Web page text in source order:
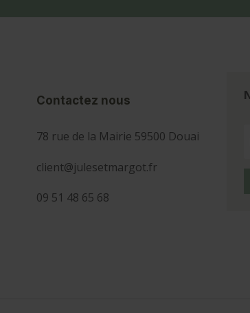
Contactez nous
78 rue de la Mairie 59500 Douai
client@julesetmargot.fr
09 51 48 65 68